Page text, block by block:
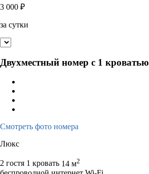
3 000 ₽
за сутки
Двухместный номер с 1 кроватью
Смотреть фото номера
Люкс
2 гостя 1 кровать 14 м2